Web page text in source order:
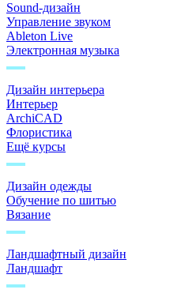
Sound-дизайн
Управление звуком
Ableton Live
Электронная музыка
Дизайн интерьера
Интерьер
ArchiCAD
Флористика
Ещё курсы
Дизайн одежды
Обучение по шитью
Вязание
Ландшафтный дизайн
Ландшафт